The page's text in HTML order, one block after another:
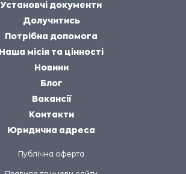
Установчі документи
Долучитись
Потрібна допомога
Наша місія та цінності
Новини
Блог
Вакансії
Контакти
Юридична адреса
Публічна оферта